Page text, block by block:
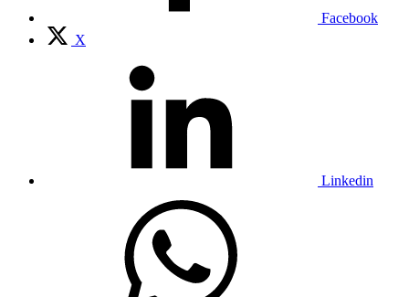
Facebook
X
Linkedin